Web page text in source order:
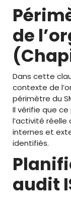
de
Dans cette
contexte de
périmètre du
Il vérifie que
l’activité réelle
internes et
identifiés.
audit